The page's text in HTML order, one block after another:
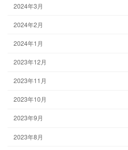
2024年3月
2024年2月
2024年1月
2023年12月
2023年11月
2023年10月
2023年9月
2023年8月